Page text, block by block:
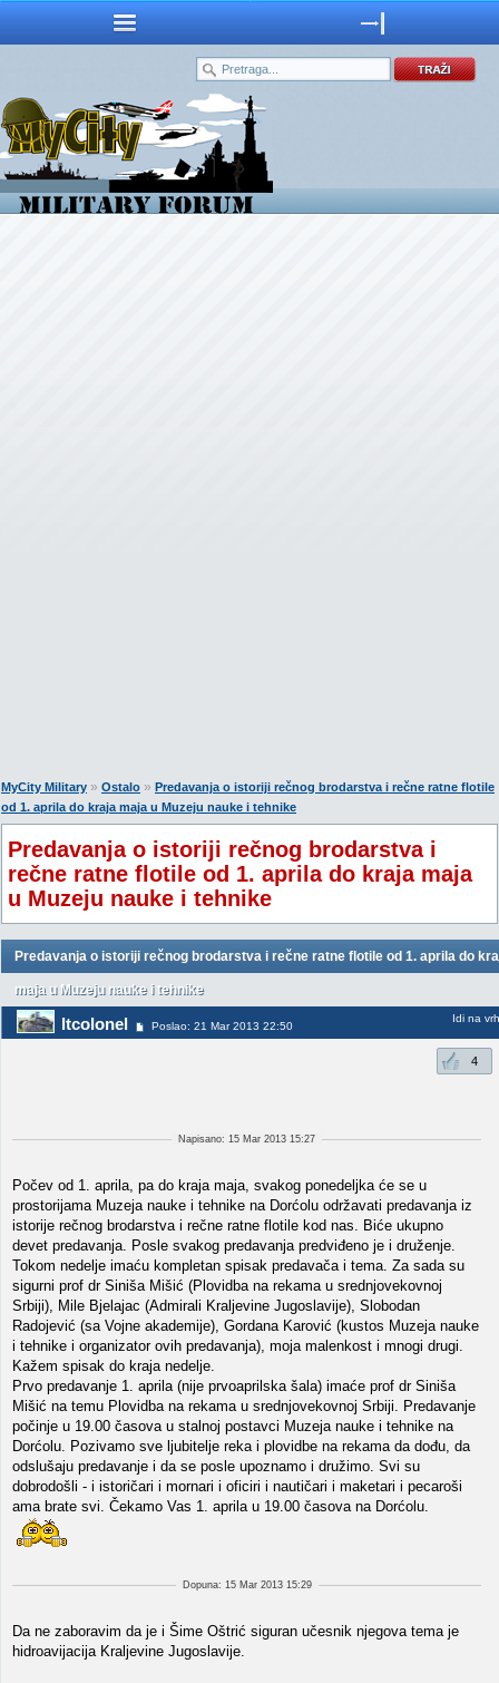
MyCity Military » Ostalo » Predavanja o istoriji rečnog brodarstva i rečne ratne flotile
od 1. aprila do kraja maja u Muzeju nauke i tehnike
Predavanja o istoriji rečnog brodarstva i
rečne ratne flotile od 1. aprila do kraja maja
u Muzeju nauke i tehnike
Predavanja o istoriji rečnog brodarstva i rečne ratne flotile od 1. aprila do
maja u Muzeju nauke i tehnike
ltcolonel Poslao: 21 Mar 2013 22:50
Idi na vrh
4
Napisano: 15 Mar 2013 15:27
Počev od 1. aprila, pa do kraja maja, svakog ponedeljka će se u
prostorijama Muzeja nauke i tehnike na Dorćolu održavati predavanja iz
istorije rečnog brodarstva i rečne ratne flotile kod nas. Biće ukupno
devet predavanja. Posle svakog predavanja predviđeno je i druženje.
Tokom nedelje imaću kompletan spisak predavača i tema. Za sada su
sigurni prof dr Siniša Mišić (Plovidba na rekama u srednjovekovnoj
Srbiji), Mile Bjelajac (Admirali Kraljevine Jugoslavije), Slobodan
Radojević (sa Vojne akademije), Gordana Karović (kustos Muzeja nauke
i tehnike i organizator ovih predavanja), moja malenkost i mnogi drugi.
Kažem spisak do kraja nedelje.
Prvo predavanje 1. aprila (nije prvoaprilska šala) imaće prof dr Siniša
Mišić na temu Plovidba na rekama u srednjovekovnoj Srbiji. Predavanje
počinje u 19.00 časova u stalnoj postavci Muzeja nauke i tehnike na
Dorćolu. Pozivamo sve ljubitelje reka i plovidbe na rekama da dođu, da
odslušaju predavanje i da se posle upoznamo i družimo. Svi su
dobrodošli - i istoričari i mornari i oficiri i nautičari i maketari i pecaroši
ama brate svi. Čekamo Vas 1. aprila u 19.00 časova na Dorćolu.
Dopuna: 15 Mar 2013 15:29
Da ne zaboravim da je i Šime Oštrić siguran učesnik njegova tema je
hidroavijacija Kraljevine Jugoslavije.